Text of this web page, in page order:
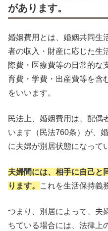
があります。
婚姻費用とは、婚姻共同生
者の収入・財産に応じた生
際費・医療費等の日常的な
育費・学費・出産費等を含
をいいます。
民法上、婚姻費用は、配偶
います（民法760条）が、
に夫婦が別居状態になって
夫婦間には、相手に自己と
ります。
これを生活保持義
つまり、別居によって、夫
ちている場合には、法律上